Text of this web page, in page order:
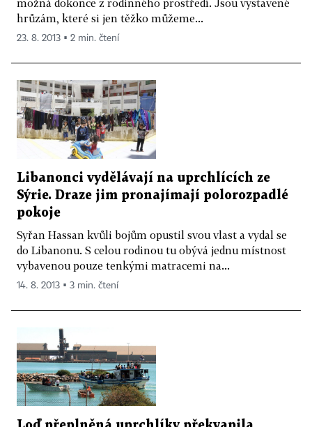
možná dokonce z rodinného prostředí. Jsou vystavené
hrůzám, které si jen těžko můžeme...
23. 8. 2013 ▪ 2 min. čtení
Libanonci vydělávají na uprchlících ze
Sýrie. Draze jim pronajímají polorozpadlé
pokoje
Syřan Hassan kvůli bojům opustil svou vlast a vydal se
do Libanonu. S celou rodinou tu obývá jednu místnost
vybavenou pouze tenkými matracemi na...
14. 8. 2013 ▪ 3 min. čtení